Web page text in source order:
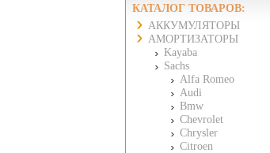
КАТАЛОГ ТОВАРОВ:
АККУМУЛЯТОРЫ
АМОРТИЗАТОРЫ
Kayaba
Sachs
Alfa Romeo
Audi
Bmw
Chevrolet
Chrysler
Citroen